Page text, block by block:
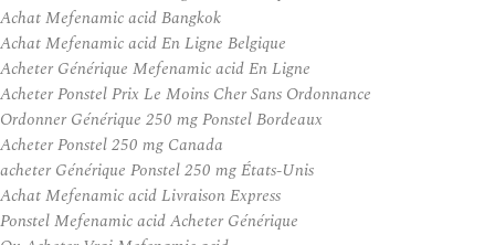
Achat Mefenamic acid Bangkok
Achat Mefenamic acid En Ligne Belgique
Acheter Générique Mefenamic acid En Ligne
Acheter Ponstel Prix Le Moins Cher Sans Ordonnance
Ordonner Générique 250 mg Ponstel Bordeaux
Acheter Ponstel 250 mg Canada
acheter Générique Ponstel 250 mg États-Unis
Achat Mefenamic acid Livraison Express
Ponstel Mefenamic acid Acheter Générique